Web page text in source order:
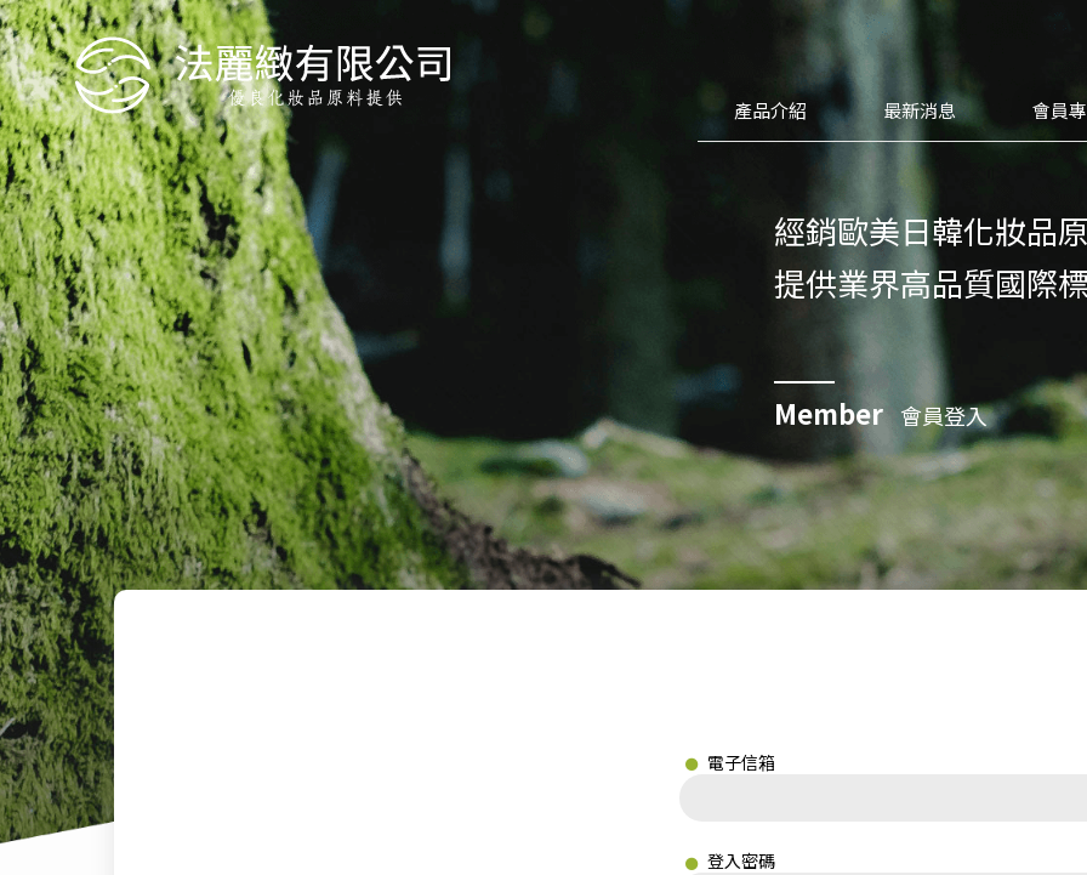
產品介紹 最新消息 會員
經銷歐美日韓化妝品
提供業界高品質國際
Member 會員登入
電子信箱
登入密碼